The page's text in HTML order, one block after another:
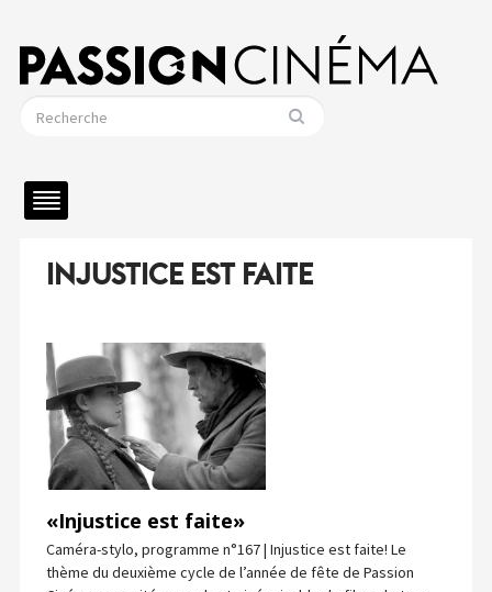
INJUSTICE EST FAITE
«Injustice est faite»
Caméra-stylo, programme n°167 | Injustice est faite! Le
thème du deuxième cycle de l’année de fête de Passion